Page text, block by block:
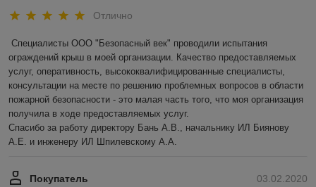
Отлично
Специалисты ООО "Безопасный век" проводили испытания
ограждений крыш в моей организации. Качество предоставляемых
услуг, оперативность, высококвалифицированные специалисты,
консультации на месте по решению проблемных вопросов в области
пожарной безопасности - это малая часть того, что моя организация
получила в ходе предоставляемых услуг.
Спасибо за работу директору Бань А.В., начальнику ИЛ Биянову
А.Е. и инженеру ИЛ Шпилевскому А.А.
03.02.2020
Покупатель